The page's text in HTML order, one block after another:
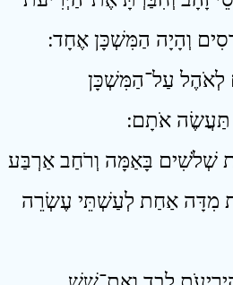
וְהָיָה הַמִּשְׁכָּן אֶחָד ׃
לְאֹהֶל עַל־הַמִּשְׁכָּן
אֹתָם ׃
שְׁלֹשִׁים בָּאַמָּה וְרֹחַב אַרְבַּע
מִדָּה אַחַת לְעַשְׁתֵּי עֶשְׂרֵה